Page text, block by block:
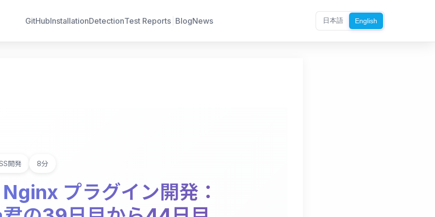
GitHubInstallationDetectionTest Reports BlogNews 日本語 English
開発 8分
プラグイン開発：